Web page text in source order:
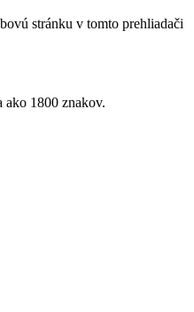
stránku v tomto prehliadači
ako 1800 znakov.